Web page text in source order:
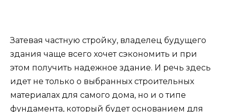
Бетон и бутовой камень;
Монолитный железобетон;
Блоки из железобетона;
Камень-плитняк;